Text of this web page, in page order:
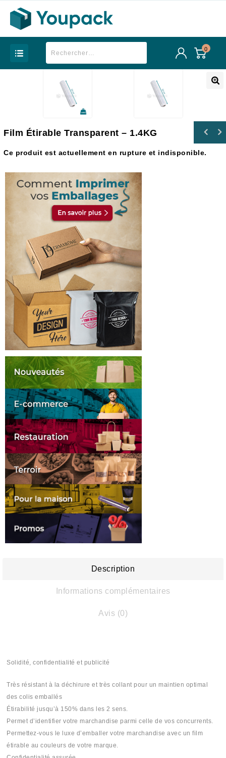
0
Film Étirable Transparent – 1.4KG
Ce produit est actuellement en rupture et indisponible.
Description
Informations complémentaires
Avis (0)
Solidité, confidentialité et publicité
Très résistant à la déchirure et très collant pour un maintien optimal
des colis emballés
Étirabilité jusqu’à 150% dans les 2 sens.
Permet d’identifier votre marchandise parmi celle de vos concurrents.
Permettez-vous le luxe d’emballer votre marchandise avec un film
étirable au couleurs de votre marque.